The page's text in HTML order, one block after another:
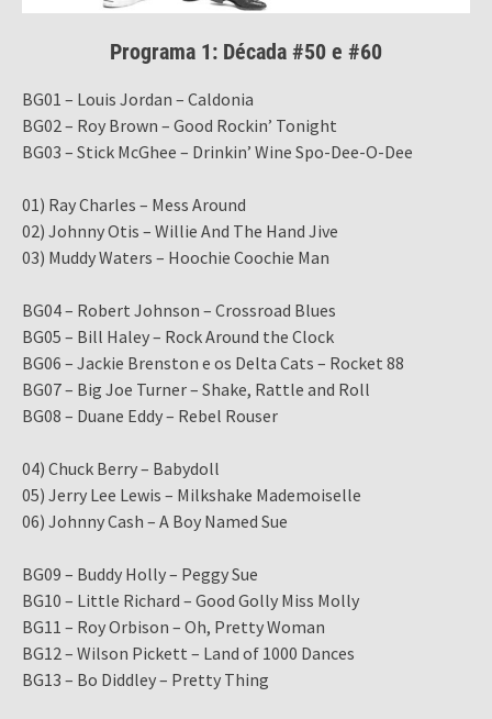
Programa 1: Década #50 e #60
BG01 – Louis Jordan – Caldonia
BG02 – Roy Brown – Good Rockin’ Tonight
BG03 – Stick McGhee – Drinkin’ Wine Spo-Dee-O-Dee
01) Ray Charles – Mess Around
02) Johnny Otis – Willie And The Hand Jive
03) Muddy Waters – Hoochie Coochie Man
BG04 – Robert Johnson – Crossroad Blues
BG05 – Bill Haley – Rock Around the Clock
BG06 – Jackie Brenston e os Delta Cats – Rocket 88
BG07 – Big Joe Turner – Shake, Rattle and Roll
BG08 – Duane Eddy – Rebel Rouser
04) Chuck Berry – Babydoll
05) Jerry Lee Lewis – Milkshake Mademoiselle
06) Johnny Cash – A Boy Named Sue
BG09 – Buddy Holly – Peggy Sue
BG10 – Little Richard – Good Golly Miss Molly
BG11 – Roy Orbison – Oh, Pretty Woman
BG12 – Wilson Pickett – Land of 1000 Dances
BG13 – Bo Diddley – Pretty Thing